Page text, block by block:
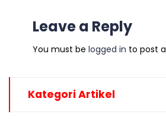
Leave a Reply
You must be logged in to post
Kategori Artikel